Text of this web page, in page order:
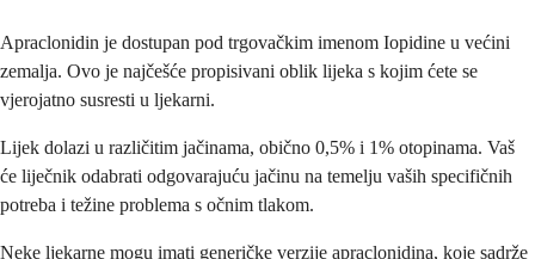
Apraclonidin je dostupan pod trgovačkim imenom Iopidine u većini
zemalja. Ovo je najčešće propisivani oblik lijeka s kojim ćete se
vjerojatno susresti u ljekarni.
Lijek dolazi u različitim jačinama, obično 0,5% i 1% otopinama. Vaš
će liječnik odabrati odgovarajuću jačinu na temelju vaših specifičnih
potreba i težine problema s očnim tlakom.
Neke ljekarne mogu imati generičke verzije apraclonidina, koje sadrže